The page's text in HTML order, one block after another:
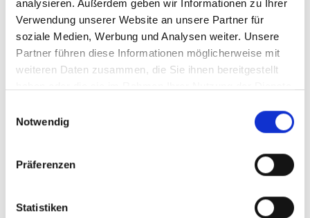
analysieren. Außerdem geben wir Informationen zu Ihrer
Verwendung unserer Website an unsere Partner für
soziale Medien, Werbung und Analysen weiter. Unsere
Partner führen diese Informationen möglicherweise mit
weiteren Daten zusammen, die Sie ihnen bereitgestellt
Notwendig
Präferenzen
Statistiken